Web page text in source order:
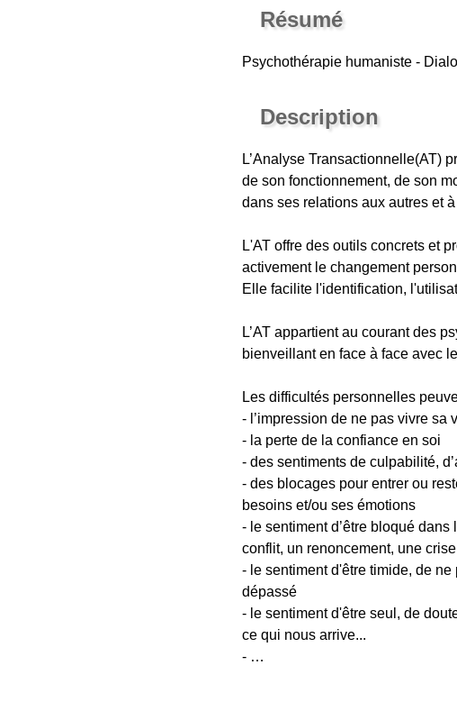
Résumé
Psychothérapie humaniste -
Description
L’Analyse Transactionnelle(AT)
de son fonctionnement, de son
dans ses relations aux autres et
L'AT offre des outils concrets et
activement le changement
Elle facilite l'identification,
L’AT appartient au courant des
bienveillant en face à face avec
Les difficultés personnelles
- l’impression de ne pas vivre sa
- la perte de la confiance en soi
- des sentiments de culpabilité,
- des blocages pour entrer ou
besoins et/ou ses émotions
- le sentiment d’être bloqué
conflit, un renoncement, une
- le sentiment d'être timide, de
dépassé
- le sentiment d'être seul, de
ce qui nous arrive...
- …